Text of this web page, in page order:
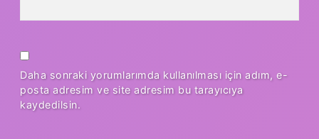
Daha sonraki yorumlarımda kullanılması için adım, e-
posta adresim ve site adresim bu tarayıcıya
kaydedilsin.